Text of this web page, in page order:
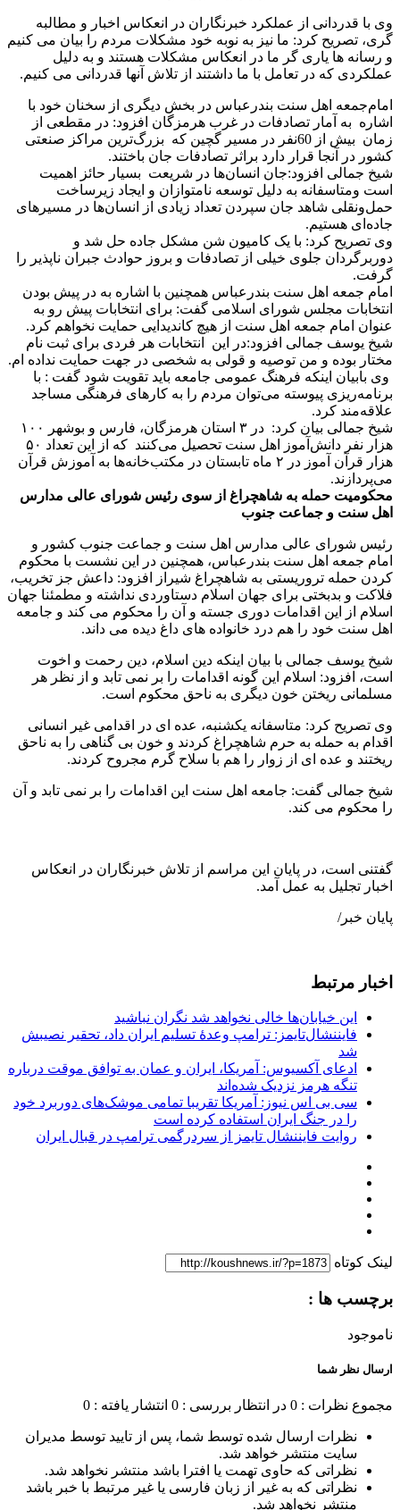
وی با قدردانی از عملکرد خبرنگاران در انعکاس اخبار و مطالبه
گری، تصریح کرد: ما نیز به نوبه خود مشکلات مردم را بیان می کنیم
و رسانه ها یاری گر ما در انعکاس مشکلات هستند و به دلیل
عملکردی که در تعامل با ما داشتند از تلاش آنها قدردانی می کنیم.
امام‌جمعه اهل سنت بندرعباس در بخش دیگری از سخنان خود با
اشاره به آمار تصادفات در غرب هرمزگان افزود: در مقطعی از
زمان بیش از 60نفر در مسیر گچین که بزرگ‌ترین مراکز صنعتی
کشور در آنجا قرار دارد براثر تصادفات جان باختند.
شیخ جمالی افزود:جان انسان‌ها در شریعت بسیار حائز اهمیت
است ومتاسفانه به دلیل توسعه نامتوازان و ایجاد زیرساخت
حمل‌ونقلی شاهد جان سپردن تعداد زیادی از انسان‌ها در مسیرهای
جاده‌ای هستیم.
وی تصریح کرد: با یک کامیون شن مشکل جاده حل شد و
دوربرگردان جلوی خیلی از تصادفات و بروز حوادث جبران ناپذیر را
گرفت.
امام جمعه اهل سنت بندرعباس همچنین با اشاره به در پیش بودن
انتخابات مجلس شورای اسلامی گفت: برای انتخابات پیش رو به
عنوان امام جمعه اهل سنت از هیچ کاندیدایی حمایت نخواهم کرد.
شیخ یوسف جمالی افزود:در این انتخابات هر فردی برای ثبت نام
مختار بوده و من توصیه و قولی به شخصی در جهت حمایت نداده ام.
وی بابیان اینکه فرهنگ عمومی جامعه باید تقویت شود گفت : با
برنامه‌ریزی پیوسته می‌توان مردم را به کارهای فرهنگی مساجد
علاقه‌مند کرد.
شیخ جمالی بیان کرد: در ۳ استان هرمزگان، فارس و بوشهر ۱۰۰
هزار نفر دانش‌آموز اهل سنت تحصیل می‌کنند که از این تعداد ۵۰
هزار قرآن آموز در ۲ ماه تابستان در مکتب‌خانه‌ها به آموزش قرآن
می‌پردازند.
محکومیت حمله به شاهچراغ از سوی رئیس شورای عالی مدارس
اهل سنت و جماعت جنوب
رئیس شورای عالی مدارس اهل سنت و جماعت جنوب کشور و
امام جمعه اهل سنت بندرعباس، همچنین در این نشست با محکوم
کردن حمله تروریستی به شاهچراغ شیراز افزود: داعش جز تخریب،
فلاکت و بدبختی برای جهان اسلام دستاوردی نداشته و مطمئنا جهان
اسلام از این اقدامات دوری جسته و آن را محکوم می کند و جامعه
اهل سنت خود را هم درد خانواده های داغ دیده می داند.
شیخ یوسف جمالی با بیان اینکه دین اسلام، دین رحمت و اخوت
است، افزود: اسلام این گونه اقدامات را بر نمی تابد و از نظر هر
مسلمانی ریختن خون دیگری به ناحق محکوم است.
وی تصریح کرد: متاسفانه یکشنبه، عده ای در اقدامی غیر انسانی
اقدام به حمله به حرم شاهچراغ کردند و خون بی گناهی را به ناحق
ریختند و عده ای از زوار را هم با سلاح گرم مجروح کردند.
شیخ جمالی گفت: جامعه اهل سنت این اقدامات را بر نمی تابد و آن
را محکوم می کند.
گفتنی است، در پایان این مراسم از تلاش خبرنگاران در انعکاس
اخبار تجلیل به عمل آمد.
پایان خبر/
اخبار مرتبط
این خیابان‌ها خالی نخواهد شد نگران نباشید
فایننشال‌تایمز: ترامپ وعدۀ تسلیم ایران داد، تحقیر نصیبش
شد
ادعای آکسیوس: آمریکا، ایران و عمان به توافق موقت درباره
تنگه هرمز نزدیک شده‌اند
سی بی اس نیوز: آمریکا تقریبا تمامی موشک‌های دوربرد خود
را در جنگ ایران استفاده کرده است
روایت فایننشال تایمز از سردرگمی ترامپ در قبال ایران
لینک کوتاه
برچسب ها :
ناموجود
ارسال نظر شما
مجموع نظرات : 0 در انتظار بررسی : 0 انتشار یافته : 0
نظرات ارسال شده توسط شما، پس از تایید توسط مدیران
سایت منتشر خواهد شد.
نظراتی که حاوی تهمت یا افترا باشد منتشر نخواهد شد.
نظراتی که به غیر از زبان فارسی یا غیر مرتبط با خبر باشد
منتشر نخواهد شد.